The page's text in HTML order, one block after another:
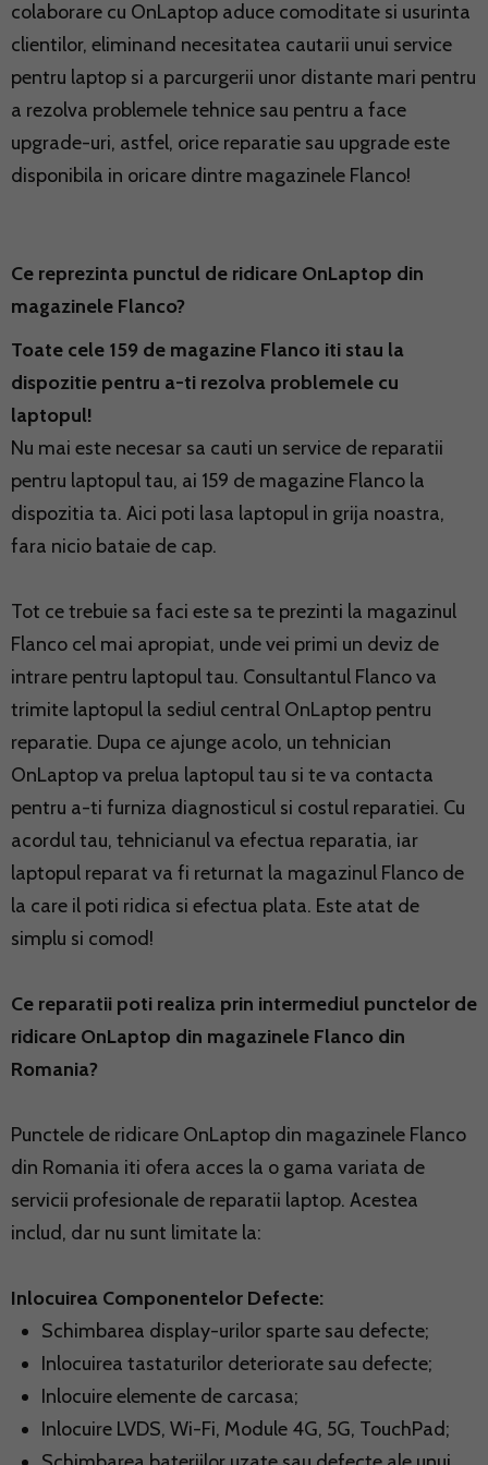
colaborare cu OnLaptop aduce comoditate si usurinta
clientilor, eliminand necesitatea cautarii unui service
pentru laptop si a parcurgerii unor distante mari pentru
a rezolva problemele tehnice sau pentru a face
upgrade-uri, astfel, orice reparatie sau upgrade este
disponibila in oricare dintre magazinele Flanco!
Ce reprezinta punctul de ridicare OnLaptop din
magazinele Flanco?
Toate cele 159 de magazine Flanco iti stau la
dispozitie pentru a-ti rezolva problemele cu
laptopul!
Nu mai este necesar sa cauti un service de reparatii
pentru laptopul tau, ai 159 de magazine Flanco la
dispozitia ta. Aici poti lasa laptopul in grija noastra,
fara nicio bataie de cap.
Tot ce trebuie sa faci este sa te prezinti la magazinul
Flanco cel mai apropiat, unde vei primi un deviz de
intrare pentru laptopul tau. Consultantul Flanco va
trimite laptopul la sediul central OnLaptop pentru
reparatie. Dupa ce ajunge acolo, un tehnician
OnLaptop va prelua laptopul tau si te va contacta
pentru a-ti furniza diagnosticul si costul reparatiei. Cu
acordul tau, tehnicianul va efectua reparatia, iar
laptopul reparat va fi returnat la magazinul Flanco de
la care il poti ridica si efectua plata. Este atat de
simplu si comod!
Ce reparatii poti realiza prin intermediul punctelor de
ridicare OnLaptop din magazinele Flanco din
Romania?
Punctele de ridicare OnLaptop din magazinele Flanco
din Romania iti ofera acces la o gama variata de
servicii profesionale de reparatii laptop. Acestea
includ, dar nu sunt limitate la:
Inlocuirea Componentelor Defecte:
Schimbarea display-urilor sparte sau defecte;
Inlocuirea tastaturilor deteriorate sau defecte;
Inlocuire elemente de carcasa;
Inlocuire LVDS, Wi-Fi, Module 4G, 5G, TouchPad;